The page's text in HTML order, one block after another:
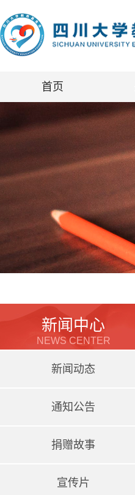
首页
新闻中心
NEWS CENTER
新闻动态
通知公告
捐赠故事
宣传片